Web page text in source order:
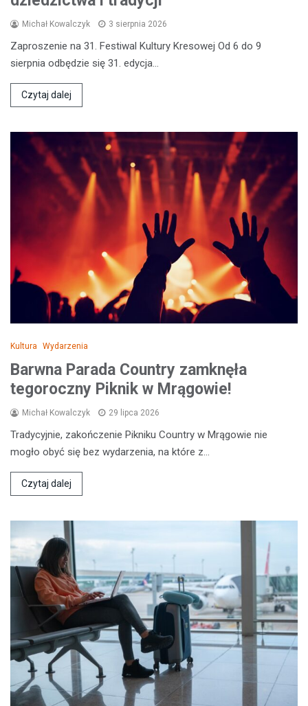
Michał Kowalczyk 3 sierpnia 2026
Zaproszenie na 31. Festiwal Kultury Kresowej Od 6 do 9
sierpnia odbędzie się 31. edycja…
Czytaj dalej
Kultura Wydarzenia
Barwna Parada Country zamknęła
tegoroczny Piknik w Mrągowie!
Michał Kowalczyk 29 lipca 2026
Tradycyjnie, zakończenie Pikniku Country w Mrągowie nie
mogło obyć się bez wydarzenia, na które z…
Czytaj dalej